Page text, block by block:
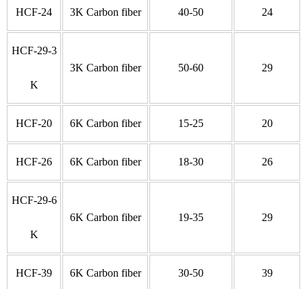
HCF-24 3K Carbon fiber 40-50 24
HCF-29-3
K
3K Carbon fiber 50-60 29
HCF-20 6K Carbon fiber 15-25 20
HCF-26 6K Carbon fiber 18-30 26
HCF-29-6
K
6K Carbon fiber 19-35 29
HCF-39 6K Carbon fiber 30-50 39